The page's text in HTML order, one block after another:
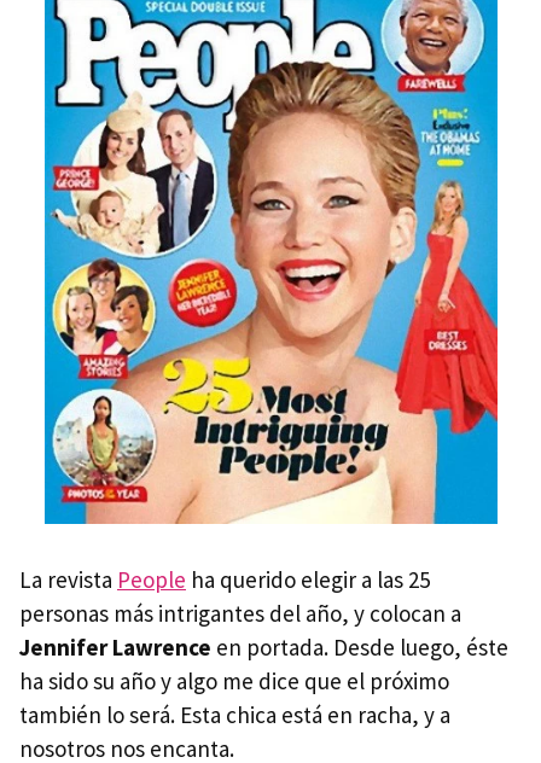
La revista People ha querido elegir a las 25
personas más intrigantes del año, y colocan a
Jennifer Lawrence en portada. Desde luego, éste
ha sido su año y algo me dice que el próximo
también lo será. Esta chica está en racha, y a
nosotros nos encanta.